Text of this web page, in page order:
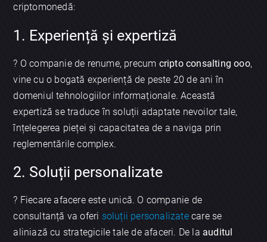
criptomonedă:
1. Experiență și expertiză
? O companie de renume, precum cripto consalting ooo,
vine cu o bogată experiență de peste 20 de ani în
domeniul tehnologiilor informaționale. Această
expertiză se traduce în soluții adaptate nevoilor tale,
înțelegerea pieței și capacitatea de a naviga prin
reglementările complex.
2. Soluții personalizate
? Fiecare afacere este unică. O companie de
consultanță va oferi soluții personalizatecare se
aliniază cu strategicile tale de afaceri. De la auditul